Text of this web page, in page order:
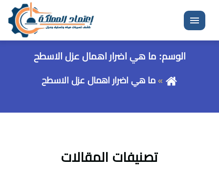
القائمة
الوسم: ما هي اضرار اهمال عزل الاسطح
ما هي اضرار اهمال عزل الاسطح
تصنيفات المقالات